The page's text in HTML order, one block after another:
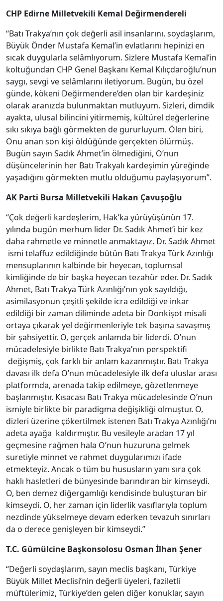
CHP Edirne Milletvekili Kemal Değirmendereli
“Batı Trakya’nın çok değerli asil insanlarını, soydaşlarım,
Büyük Önder Mustafa Kemal’in evlatlarını hepinizi en
sıcak duygularla selâmlıyorum. Sizlere Mustafa Kemal’in
koltuğundan CHP Genel Başkanı Kemal Kılıçdaroğlu’nun
saygı, sevgi ve selâmlarını iletiyorum. Bugün, bu özel
günde, kökeni Değirmendere’den olan bir kardeşiniz
olarak aranızda bulunmaktan mutluyum. Sizleri, dimdik
ayakta, ulusal bilincini yitirmemiş, kültürel değerlerine
sıkı sıkıya bağlı görmekten de gururluyum. Ölen biri,
Onu anan son kişi öldüğünde gerçekten ölürmüş.
Bugün sayın Sadık Ahmet’in ölmediğini, O’nun
düşüncelerinin her Batı Trakyalı kardeşimin yüreğinde
yaşadığını görmekten mutlu olduğumu paylaşıyorum”.
AK Parti Bursa Milletvekili Hakan Çavuşoğlu
“Çok değerli kardeşlerim, Hak’ka yürüyüşünün 17.
yılında bugün merhum lider Dr. Sadık Ahmet’i bir kez
daha rahmetle ve minnetle anmaktayız. Dr. Sadık Ahmet
ismi telaffuz edildiğinde bütün Batı Trakya Türk Azınlığı
mensuplarının kalbinde bir heyecan, toplumsal
kimliğinde de bir başka heyecan tezahür eder. Dr. Sadık
Ahmet, Batı Trakya Türk Azınlığı’nın yok sayıldığı,
asimilasyonun çeşitli şekilde icra edildiği ve inkar
edildiği bir zaman diliminde adeta bir Donkişot misali
ortaya çıkarak yel değirmenleriyle tek başına savaşmış
bir şahsiyettir. O, gerçek anlamda bir liderdi. O’nun
mücadelesiyle birlikte Batı Trakya’nın perspektifi
değişmiş, çok farklı bir anlam kazanmıştır. Batı Trakya
davası ilk defa O’nun mücadelesiyle ilk defa uluslar arası
platformda, arenada takip edilmeye, gözetlenmeye
başlanmıştır. Kısacası Batı Trakya mücadelesinde O’nun
ismiyle birlikte bir paradigma değişikliği olmuştur. O,
dizleri üzerine çökertilmek istenen Batı Trakya Azınlığı’nı
adeta ayağa kaldırmıştır. Bu vesileyle aradan 17 yıl
geçmesine rağmen hala O’nun huzuruna gelmek
suretiyle minnet ve rahmet duygularımızı ifade
etmekteyiz. Ancak o tüm bu hususların yanı sıra çok
haklı hasletleri de bünyesinde barındıran bir kimseydi.
O, ben demez diğergamlığı kendisinde buluşturan bir
kimseydi. O, her zaman için liderlik vasıflarıyla toplum
nezdinde yükselmeye devam ederken tevazuh sınırları
da o derece genişleyen bir kimseydi.”
T.C. Gümülcine Başkonsolosu Osman İlhan Şener
“Değerli soydaşlarım, sayın meclis başkanı, Türkiye
Büyük Millet Meclisi’nin değerli üyeleri, faziletli
müftülerimiz, Türkiye’den gelen diğer konuklar, sayın